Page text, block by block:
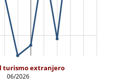
turismo extranjero
06/2026